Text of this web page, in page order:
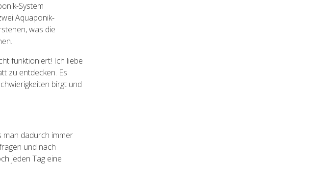
System
Aquaponik-
was die
funktioniert! Ich liebe
zu entdecken. Es
birgt und
man dadurch immer
und nach
jeden Tag eine